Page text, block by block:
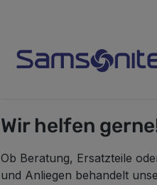
Wir helfen
Ob Beratung, Ersatzteile
und Anliegen behandelt